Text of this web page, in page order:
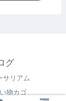
グ
サリアム
物カゴ